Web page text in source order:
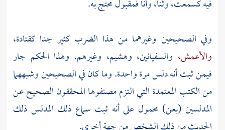
فيه كسمعت، وثنا، وأنا فمقبول محتج به.
وفي الصحيحين وغيرهما من هذا الضرب كثير جدا كقتادة،
والأعمش، والسفيانين، وهشيم، وغيرهم. وهذا الحكم جار
فيمن ثبت أنه دلس مرة واحدة. وما كان في الصحيحين وشبههما
من الكتب المعتمدة التي التزم مصنفوها المحققون الصحيح عن
المدلسين (بعن) محمول على أنه ثبت سماع ذلك المدلس ذلك